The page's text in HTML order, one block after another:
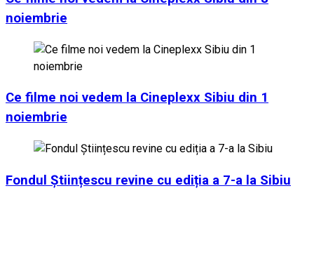
noiembrie
Ce filme noi vedem la Cineplexx Sibiu din 1
noiembrie
Fondul Științescu revine cu ediția a 7-a la Sibiu